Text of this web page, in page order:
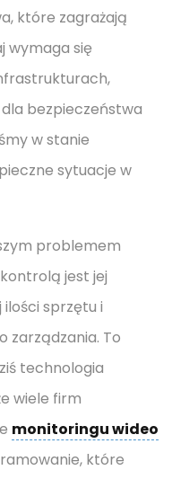
które zagrażają
wymaga się
bezpieczeństwa
w stanie
sytuacje w
problemem
jest jej
sprzętu i
zarządzania. To
technologia
wiele firm
monitoringu wideo
które